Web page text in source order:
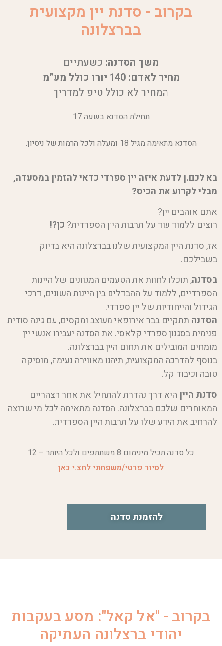
בקרוב - סדנת יין מקצועית
בברצלונה
משך הסדנה: כשעתיים
מחיר לאדם: 140 יורו כולל מע”מ
המחיר לא כולל טיפ למדריך
תחילת הסדנא בשעה 17
הסדנא מתאימה מגיל 18 ומעלה ולכל הרמות של ניסיון.
בא לכם.ן לדעת איזה יין ספרדי כדאי להזמין במסעדה,
מבלי לקרוע את הכיס?
אתם אוהבים יין?
רוצים ללמוד עוד על תרבות היין הספרדית? כן?!
אז, סדנת היין המקצועית שלנו בברצלונה היא בדיוק
בשבילכם.
בסדנה, תוכלו לחוות את הטעמים המגוונים של היינות
הספרדיים, ללמוד על ההבדלים בין היינות השונים, דרכי
הגידול והייחודיות של יין ספרדי.
הסדנה תתקיים בבר אירופאי מעוצב ומקסים, עם גינה סודית
פנימית בסגנון ספרדי קלאסי. את הסדנה יעבירו אנשי יין
מומחים המובילים את תחום היין בברצלונה.
בנוסף להדרכה המקצועית, תיהנו מאווירה נעימה, מוסיקה
טובה וכיבוד קל.
סדנת היין היא דרך נהדרת להתחיל את אחר הצהריים
המאוחרים שלכם בברצלונה. הסדנה מתאימה לכל מי שרוצה
להרחיב את הידע שלו על תרבות היין הספרדית.
כל סדנה תכיל מינימום 8 משתתפים ולכל היותר – 12
לסיור פרטי/משפחתי לחצ.י כאן
להזמנת סדנה
בקרוב - "אל קאל": מסע בעקבות
יהודי ברצלונה העתיקה